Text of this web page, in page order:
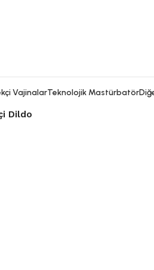
VajinalarTeknolojik Mastürbatör
Dildo